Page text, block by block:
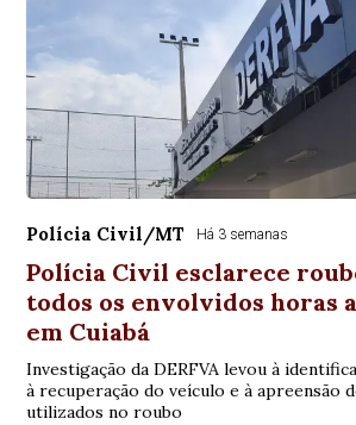
Polícia Civil/MT Há 3 semanas
Polícia Civil esclarece
todos os envolvidos horas
em Cuiabá
Investigação da DERFVA levou à
à recuperação do veículo e à apreensão
utilizados no roubo